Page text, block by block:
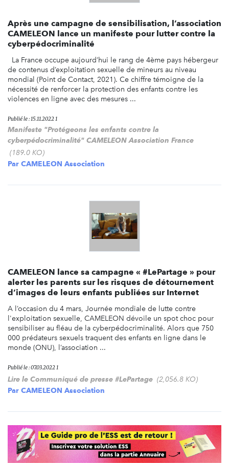
Après une campagne de sensibilisation, l’association
CAMELEON lance un manifeste pour lutter contre la
cyberpédocriminalité
La France occupe aujourd’hui le rang de 4ème pays hébergeur
de contenus d’exploitation sexuelle de mineurs au niveau
mondial (Point de Contact, 2021). Ce chiffre témoigne de la
nécessité de renforcer la protection des enfants contre les
violences en ligne avec des mesures ...
Publié le : 15.11.2022 1
Manifeste "Protégeons les enfants contre la
cyberpédocriminalité" CAMELEON Association France
(189.0 KO)
Par CAMELEON Association
CAMELEON lance sa campagne « #LePartage » pour
alerter les parents sur les risques de détournement
d’images de leurs enfants publiées sur Internet
A l’occasion du 4 mars, Journée mondiale de lutte contre
l'exploitation sexuelle, CAMELEON dévoile un spot choc pour
sensibiliser au fléau de la cyberpédocriminalité. Alors que 750
000 prédateurs sexuels traquent des enfants en ligne dans le
monde (ONU), l’association ...
Publié le : 07.03.2022 1
Lire le Communiqué de presse #LePartage (2,056.8 KO)
Par CAMELEON Association